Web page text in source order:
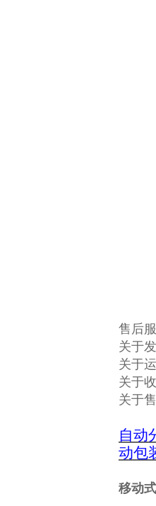
售后
关于
关于
关于
关于
自动
动包
移动